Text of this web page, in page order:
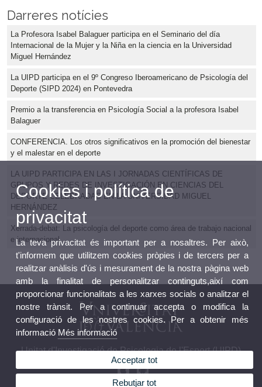
Darreres notícies
La Profesora Isabel Balaguer participa en el Seminario del día
Internacional de la Mujer y la Niña en la ciencia en la Universidad
Miguel Hernández
La UIPD participa en el 9º Congreso Iberoamericano de Psicología del
Deporte (SIPD 2024) en Pontevedra
Premio a la transferencia en Psicología Social a la profesora Isabel
Balaguer
CONFERENCIA. Los otros significativos en la promoción del bienestar
y el malestar en el deporte
LA UIPD PARTICIPA EN LAS I JORNADAS CIENTÍFICAS DE
GRUPOS Y REDES DE INVESTIGACIÓN EN CIENCIAS DEL
DEPORTE CELEBRADAS EN LA UNIVERSIDAD MIGUEL
HERNÁNDEZ
Xerrada-debat: La psicología del deporte como área de trabajo nacional
e internacional
Unitat d'Investigació de Psicologia de l'Esport (UIPD)
Cookies i política de
privacitat
La teva privacitat és important per a nosaltres. Per això,
t'informem que utilitzem cookies pròpies i de tercers per a
realitzar anàlisis d'ús i mesurament de la nostra pàgina web
amb la finalitat de personalitzar continguts,així com
proporcionar funcionalitats a les xarxes socials o analitzar el
nostre trànsit. Per a continuar accepta o modifica la
configuració de les nostres cookies. Per a obtenir més
informació Més informació
Acceptar tot
Rebutjar tot